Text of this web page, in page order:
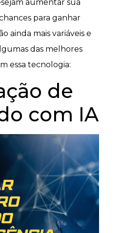
aumentar sua
para ganhar
ainda mais variáveis e
das melhores
essa tecnologia:
de
com IA